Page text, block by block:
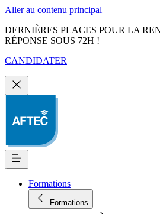
Aller au contenu principal
DERNIÈRES PLACES POUR LA
RÉPONSE SOUS 72H !
CANDIDATER
Formations
Formations